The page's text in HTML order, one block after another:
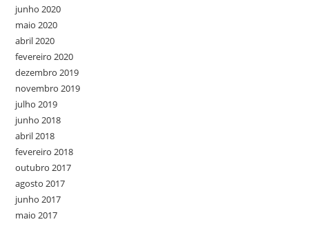
junho 2020
maio 2020
abril 2020
fevereiro 2020
dezembro 2019
novembro 2019
julho 2019
junho 2018
abril 2018
fevereiro 2018
outubro 2017
agosto 2017
junho 2017
maio 2017